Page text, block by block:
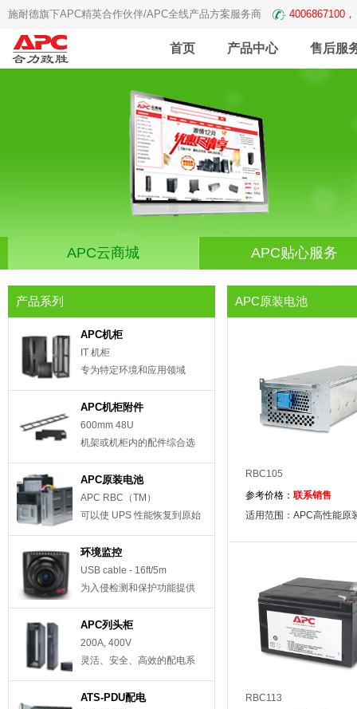
施耐德旗下APC精英合作伙伴/APC全线产品方案服务商 4006867100
首页 产品中心 售后服
APC云商城 APC贴心服务
产品系列
APC机柜
IT 机柜
专为特定环境和应用领域
APC机柜附件
600mm 48U
机架或机柜内的配件综合选
择
APC原装电池
APC RBC（TM）
可以使 UPS 性能恢复到原始
规格
环境监控
USB cable - 16ft/5m
为入侵检测和保护功能提供
援助
APC列头柜
200A, 400V
灵活、安全、高效的配电系
统
ATS-PDU配电
APC原装电池
RBC105
参考价格： 联系销售
适用范围：APC高性能原
RBC113